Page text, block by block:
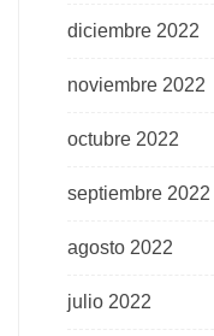
diciembre 2022
noviembre 2022
octubre 2022
septiembre 2022
agosto 2022
julio 2022